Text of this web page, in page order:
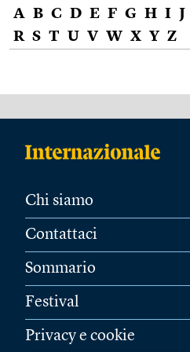
A B C D E F G H I J
R S T U V W X Y Z
Chi siamo
Contattaci
Sommario
Festival
Privacy e cookie